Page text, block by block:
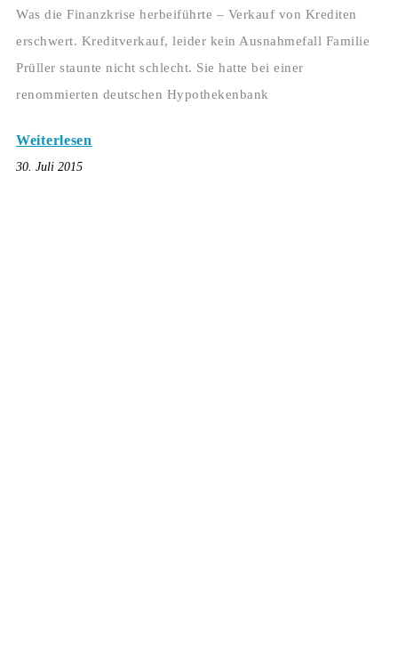
Was die Finanzkrise herbeiführte – Verkauf von Krediten
erschwert. Kreditverkauf, leider kein Ausnahmefall Familie
Prüller staunte nicht schlecht. Sie hatte bei einer
renommierten deutschen Hypothekenbank
Weiterlesen
30. Juli 2015